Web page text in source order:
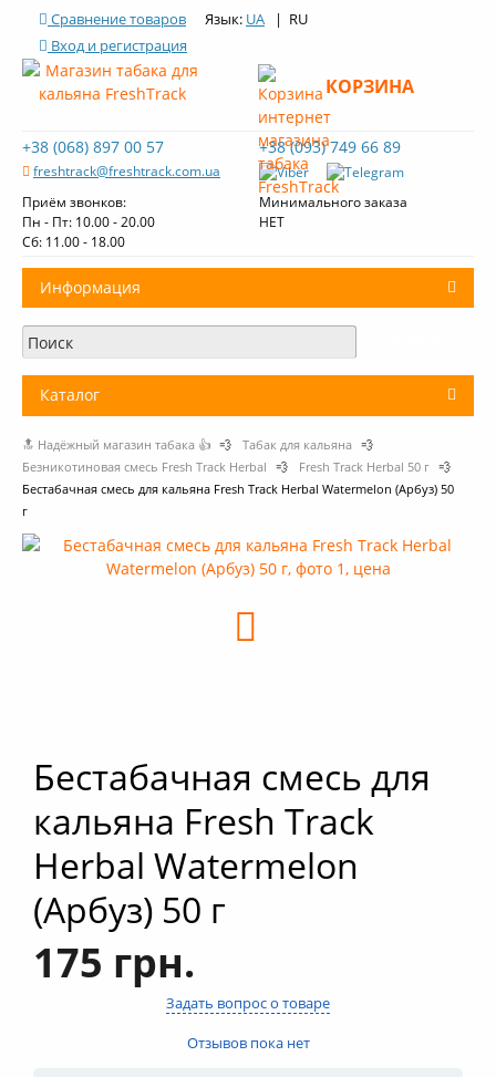
Сравнение товаров Язык: UA | RU
Вход и регистрация
+38 (068) 897 00 57
freshtrack@freshtrack.com.ua
+38 (093) 749 66 89
Приём звонков:
Пн - Пт: 10.00 - 20.00
Cб: 11.00 - 18.00
Минимального заказа
НЕТ
КОРЗИНА
Информация
О нас
Доставка и оплата
Обзоры табака Fresh Track
Каталог
Табак для кальяна
Уголь для кальяна
Кальяны
Комплектующие для кальяна
🔝 Надёжный магазин табака 👍 💨 Табак для кальяна 💨
Безникотиновая смесь Fresh Track Herbal 💨 Fresh Track Herbal 50 г 💨
Бестабачная смесь для кальяна Fresh Track Herbal Watermelon (Арбуз) 50
г
Бестабачная смесь для
кальяна Fresh Track
Herbal Watermelon
(Арбуз) 50 г
175 грн.
Задать вопрос о товаре
Отзывов пока нет